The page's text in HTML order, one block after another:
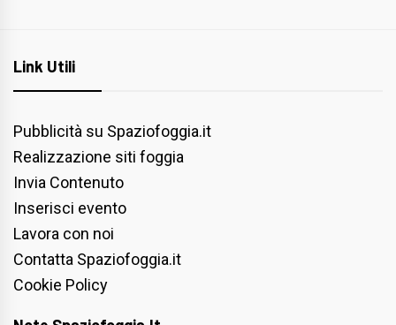
Link Utili
Pubblicità su Spaziofoggia.it
Realizzazione siti foggia
Invia Contenuto
Inserisci evento
Lavora con noi
Contatta Spaziofoggia.it
Cookie Policy